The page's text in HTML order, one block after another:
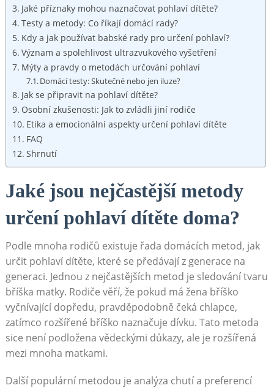
Jaké příznaky mohou naznačovat pohlaví dítěte?
Testy a metody: Co říkají domácí rady?
Kdy a jak používat babské rady pro určení pohlaví?
Význam a spolehlivost ultrazvukového vyšetření
Mýty a pravdy o metodách určování pohlaví
Domácí testy: Skutečné nebo jen iluze?
Jak se připravit na pohlaví dítěte?
Osobní zkušenosti: Jak to zvládli jiní rodiče
Etika a emocionální aspekty určení pohlaví dítěte
FAQ
Shrnutí
Jaké jsou nejčastější metody
určení pohlaví dítěte doma?
Podle mnoha rodičů existuje řada domácích metod, jak
určit pohlaví dítěte, které se předávají z generace na
generaci. Jednou z nejčastějších metod je sledování tvaru
bříška matky. Rodiče věří, že pokud má žena bříško
vyčnívající dopředu, pravděpodobně čeká chlapce,
zatímco rozšířené bříško naznačuje dívku. Tato metoda
sice není podložena vědeckými důkazy, ale je rozšířená
mezi mnoha matkami.
Další populární metodou je analýza chutí a preferencí